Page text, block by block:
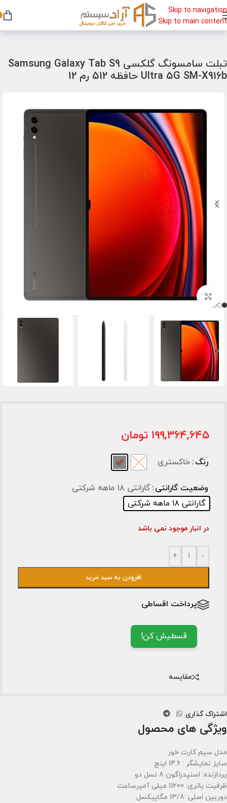
Skip to navigation
Skip to main content
خانه/تبلت/تبلت سامسونگ
تبلت سامسونگ گلکسی Samsung Galaxy Tab S9
Ultra 5G SM-X916b حافظه 512 رم 12
برای بزرگنمایی کلیک کنید
۱۹۹,۳۶۴,۶۴۵ تومان
رنگ خاکستری
وضعیت گارانتی گارانتی ۱۸ ماهه شرکتی
گارانتی ۱۸ ماهه شرکتی
در انبار موجود نمی باشد
-
+
افزودن به سبد خرید
پرداخت اقساطی
قسطیش کن!
مقایسه
اشتراک گذاری
ویژگی های محصول
مدل سیم کارت خور
سایز نمایشگر : 14.6 اینچ
پردازنده: اسنپدراگون 8 نسل دو
ظرفیت باتری: 11200 میلی آمپرساعت
دوربین اصلی: 13/8 مگاپیکسل